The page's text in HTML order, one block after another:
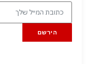
הירשם